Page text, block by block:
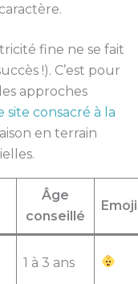
fine ne se fait
!). C’est pour
approches
site consacré à la
en terrain
Âge
conseillé
Emoji
1 à 3 ans